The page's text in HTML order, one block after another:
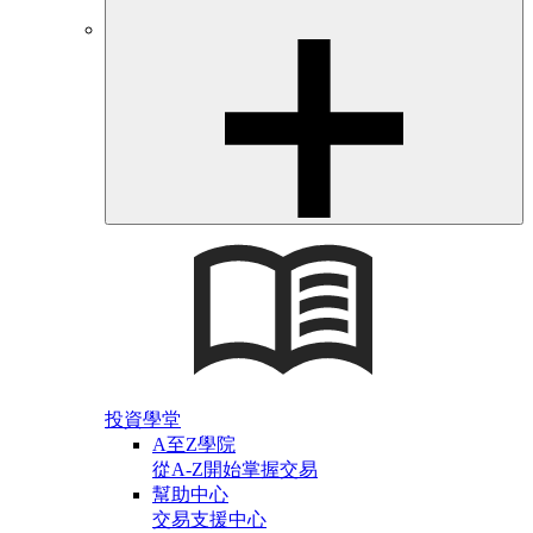
投資學堂
A至Z學院
從A-Z開始掌握交易
幫助中心
交易支援中心